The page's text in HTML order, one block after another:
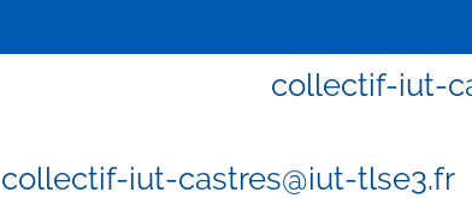
collectif-iut-
collectif-iut-castres@iut-tlse3.fr